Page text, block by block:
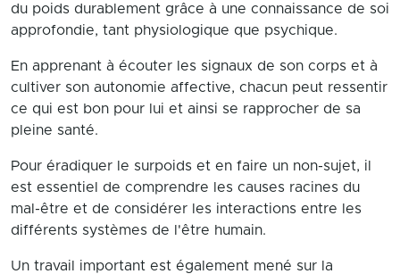
du poids durablement grâce à une connaissance de soi
approfondie, tant physiologique que psychique.
En apprenant à écouter les signaux de son corps et à
cultiver son autonomie affective, chacun peut ressentir
ce qui est bon pour lui et ainsi se rapprocher de sa
pleine santé.
Pour éradiquer le surpoids et en faire un non-sujet, il
est essentiel de comprendre les causes racines du
mal-être et de considérer les interactions entre les
différents systèmes de l'être humain.
Un travail important est également mené sur la